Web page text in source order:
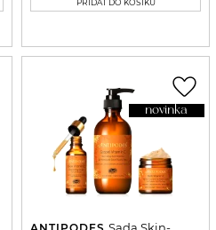
PŘIDAT DO KOŠÍKU
Sada Skin-
novinka
favorite_border